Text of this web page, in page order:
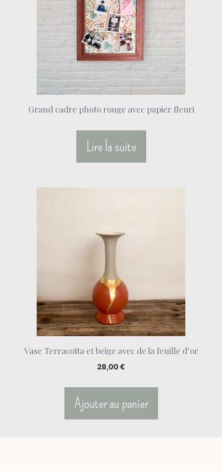
Grand cadre photo rouge avec papier fleuri
Lire la suite
Vase Terracotta et beige avec de la feuille d’or
28,00€
Ajouter au panier